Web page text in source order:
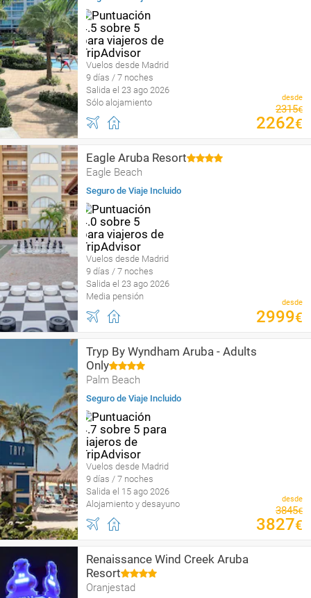
Vuelos desde Madrid
9 días / 7 noches
Salida el 23 ago 2026
Sólo alojamiento
desde
2315€
2262€
Eagle Aruba Resort
Eagle Beach
Seguro de Viaje Incluido
Vuelos desde Madrid
9 días / 7 noches
Salida el 23 ago 2026
Media pensión
desde
2999€
Tryp By Wyndham Aruba - Adults
Only
Palm Beach
Seguro de Viaje Incluido
Vuelos desde Madrid
9 días / 7 noches
Salida el 15 ago 2026
Alojamiento y desayuno
desde
3845€
3827€
Renaissance Wind Creek Aruba
Resort
Oranjestad